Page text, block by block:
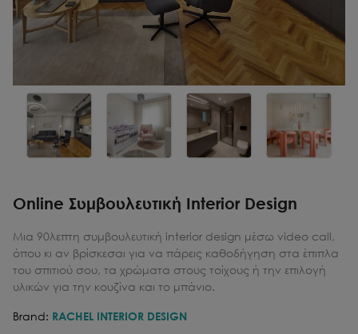
Online Συμβουλευτική Ιnterior Design
Μια 90λεπτη συμβουλευτική interior design μέσω video call,
όπου κι αν βρίσκεσαι για να πάρεις καθοδήγηση στα έπιπλα
του σπιτιού σου, τα χρώματα στους τοίχους ή την επιλογή
υλικών για την κουζίνα και το μπάνιο.
Brand: RACHEL INTERIOR DESIGN